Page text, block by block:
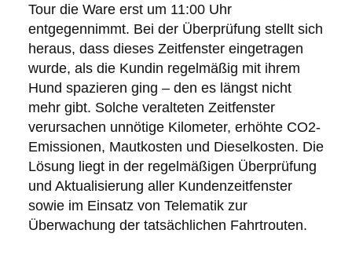
Tour die Ware erst um 11:00 Uhr
entgegennimmt. Bei der Überprüfung stellt sich
heraus, dass dieses Zeitfenster eingetragen
wurde, als die Kundin regelmäßig mit ihrem
Hund spazieren ging – den es längst nicht
mehr gibt. Solche veralteten Zeitfenster
verursachen unnötige Kilometer, erhöhte CO2-
Emissionen, Mautkosten und Dieselkosten. Die
Lösung liegt in der regelmäßigen Überprüfung
und Aktualisierung aller Kundenzeitfenster
sowie im Einsatz von Telematik zur
Überwachung der tatsächlichen Fahrtrouten.